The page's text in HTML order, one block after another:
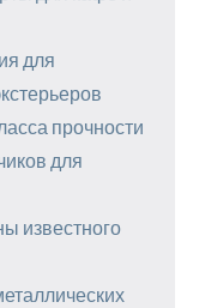
для
прочности
для
известного